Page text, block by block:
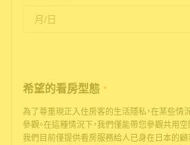
希望的看房型態 *
為了尊重現正入住房客的生活隱私，在某些情
參觀。在這種情況下，我們僅能帶您參觀共用空
我們目前僅提供看房服務給人已身在日本的顧